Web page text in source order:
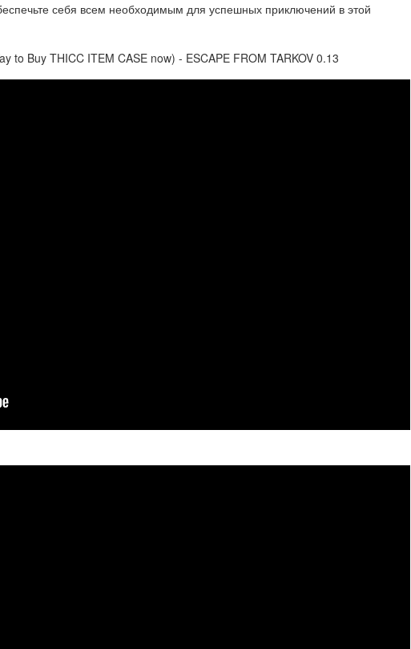
себя всем необходимым для успешных приключений в этой
to Buy THICC ITEM CASE now) - ESCAPE FROM TARKOV 0.13